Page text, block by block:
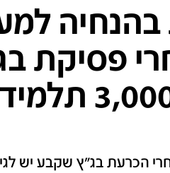
בהנחיה
פסיקת
כבר השנה
הכרעת בג"ץ שקבע יש